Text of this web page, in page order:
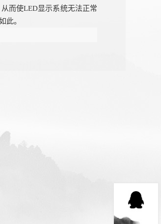
而使LED显示系统无法正常
此。